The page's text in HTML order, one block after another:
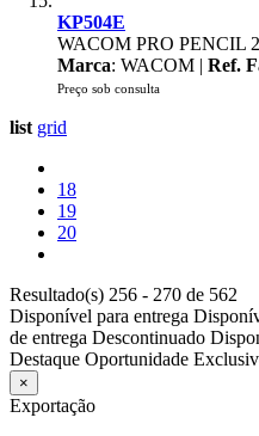
KP504E
WACOM PRO PENCIL 2
Marca: WACOM | Ref.
Preço sob consulta
list grid
18
19
20
Resultado(s) 256 - 270 de 562
Disponível para entrega
de entrega Descontinuado
Destaque Oportunidade
×
Exportação